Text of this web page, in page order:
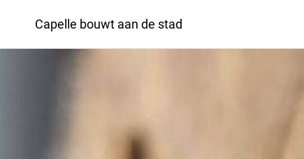
Capelle bouwt aan de stad